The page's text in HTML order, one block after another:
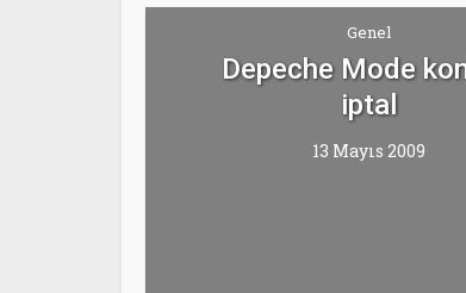
Genel
Depeche Mode
iptal
13 Mayıs 2009